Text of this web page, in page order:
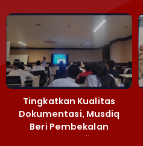
Majalengka
Tingkatkan Kualitas
Dokumentasi, Musdiq
Beri Pembekalan
Fotografi ‎